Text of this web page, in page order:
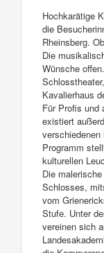
Hochkarätige
die
Rheinsberg.
Die
Wünsche
Kavalierhaus
Für Profis und
existiert
Programm
kulturellen
Die
Schlosses,
vom
Stufe. Unter
vereinen sich